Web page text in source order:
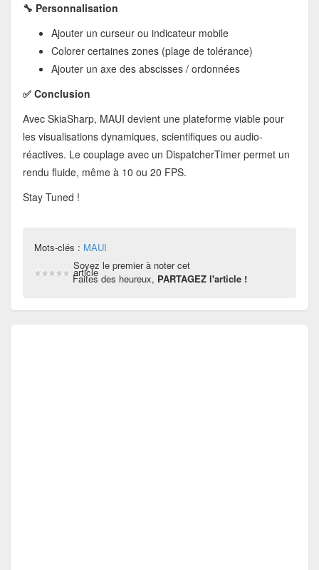
🔧 Personnalisation
Ajouter un curseur ou indicateur mobile
Colorer certaines zones (plage de tolérance)
Ajouter un axe des abscisses / ordonnées
✅ Conclusion
Avec SkiaSharp, MAUI devient une plateforme viable pour
les visualisations dynamiques, scientifiques ou audio-
réactives. Le couplage avec un DispatcherTimer permet un
rendu fluide, même à 10 ou 20 FPS.
Stay Tuned !
Mots-clés : MAUI
Soyez le premier à noter cet
article
Faites des heureux, PARTAGEZ l'article !